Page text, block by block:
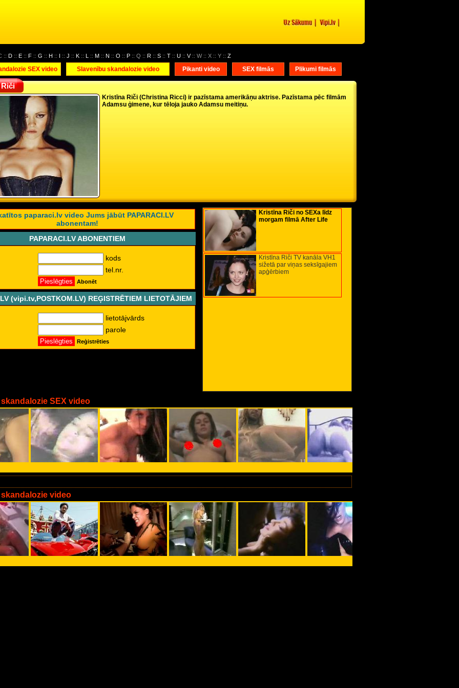
:: D :: E :: F :: G :: H :: I :: J :: K :: L :: M :: N :: O :: P :: Q :: R :: S :: T :: U :: V:: W :: X :: Y :: Z
SEX video Slavenību skandalozie video Pikanti video SEX filmās Plikumi filmās
Riči
Kristīna Riči (Christina Ricci) ir pazīstama amerikāņu aktrise. Pazīstama pēc filmām
Adamsu ģimene, kur tēloja jauko Adamsu meitiņu.
paparaci.lv video Jums jābūt PAPARACI.LV
abonentam!
PAPARACI.LV ABONENTIEM
kods
tel.nr.
Abonēt
(vipi.tv,POSTKOM.LV) REĢISTRĒTIEM LIETOTĀJIEM
lietotājvārds
parole
Reģistrēties
Kristīna Riči no SEXa līdz
morgam filmā After Life
Kristīna Riči TV kanāla VH1
sižetā par viņas seksīgajiem
apģērbiem
SEX video
video